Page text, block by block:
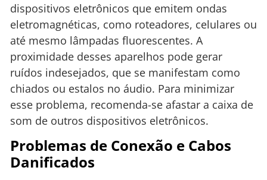
dispositivos eletrônicos que emitem ondas
eletromagnéticas, como roteadores, celulares ou
até mesmo lâmpadas fluorescentes. A
proximidade desses aparelhos pode gerar
ruídos indesejados, que se manifestam como
chiados ou estalos no áudio. Para minimizar
esse problema, recomenda-se afastar a caixa de
som de outros dispositivos eletrônicos.
Problemas de Conexão e Cabos
Danificados